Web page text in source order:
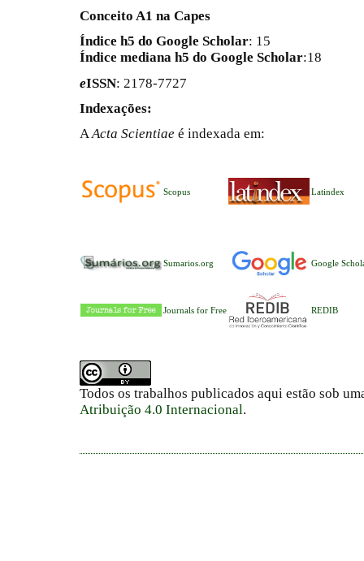
Conceito A1 na Capes
Índice h5 do Google Scholar: 15
Índice mediana h5 do Google Scholar:18
eISSN: 2178-7727
Indexações:
AActa Scientiae é indexada em:
Scopus Latindex
Sumarios.org Google
Journals for Free REDIB
Todos os trabalhos publicados aqui estão sob
Atribuição 4.0 Internacional.